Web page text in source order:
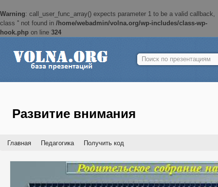
Warning: call_user_func_array() expects parameter 1 to be a valid callback,
class '' not found in /home/webadmin/volna.org/wp-includes/class-wp-
hook.php on line 324
Найти:
Развитие внимания
Главная Педагогика Получить код